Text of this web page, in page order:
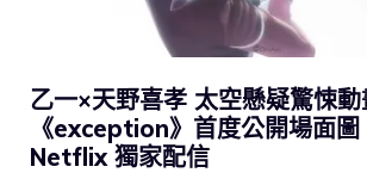
乙一×天野喜孝 太空懸疑驚悚動
《exception》首度公開場面
Netflix 獨家配信